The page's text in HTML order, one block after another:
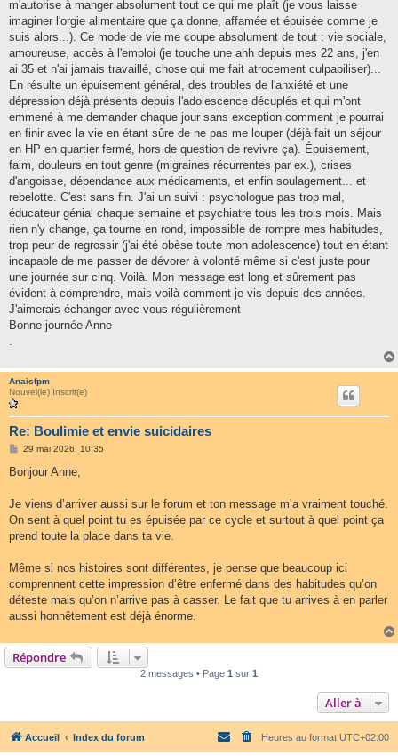
m'autorise à manger absolument tout ce qui me plaît (je vous laisse
imaginer l'orgie alimentaire que ça donne, affamée et épuisée comme je
suis alors...). Ce mode de vie me coupe absolument de tout : vie sociale,
amoureuse, accès à l'emploi (je touche une ahh depuis mes 22 ans, j'en
ai 35 et n'ai jamais travaillé, chose qui me fait atrocement culpabiliser)...
En résulte un épuisement général, des troubles de l'anxiété et une
dépression déjà présents depuis l'adolescence décuplés et qui m'ont
emmené à me demander chaque jour sans exception comment je pourrai
en finir avec la vie en étant sûre de ne pas me louper (déjà fait un séjour
en HP en quartier fermé, hors de question de revivre ça). Épuisement,
faim, douleurs en tout genre (migraines récurrentes par ex.), crises
d'angoisse, dépendance aux médicaments, et enfin soulagement... et
rebelotte. C'est sans fin. J'ai un suivi : psychologue pas trop mal,
éducateur génial chaque semaine et psychiatre tous les trois mois. Mais
rien n'y change, ça tourne en rond, impossible de rompre mes habitudes,
trop peur de regrossir (j'ai été obèse toute mon adolescence) tout en étant
incapable de me passer de dévorer à volonté même si c'est juste pour
une journée sur cinq. Voilà. Mon message est long et sûrement pas
évident à comprendre, mais voilà comment je vis depuis des années.
J'aimerais échanger avec vous régulièrement
Bonne journée Anne
.
Anaisfpm
Nouvel(le) Inscrit(e)
Re: Boulimie et envie suicidaires
M
s
g
29 mai 2026, 10:35
Bonjour Anne,
Je viens d’arriver aussi sur le forum et ton message m’a vraiment touché.
On sent à quel point tu es épuisée par ce cycle et surtout à quel point ça
prend toute la place dans ta vie.
Même si nos histoires sont différentes, je pense que beaucoup ici
comprennent cette impression d’être enfermé dans des habitudes qu’on
déteste mais qu’on n’arrive pas à casser. Le fait que tu arrives à en parler
aussi honnêtement est déjà énorme.
Répondre
2 messages • Page 1 sur 1
Aller à
Accueil Index du forum Heures au format UTC+02:00